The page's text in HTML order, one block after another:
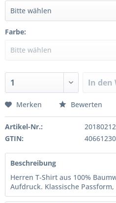
Farbe:
In den
Merken Bewerten
Artikel-Nr.:
GTIN:
Beschreibung
Herren T-Shirt aus 100%
Aufdruck. Klassische Passform,